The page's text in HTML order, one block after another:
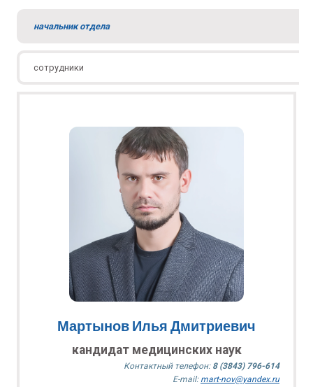
начальник отдела
сотрудники
Мартынов Илья Дмитриевич
кандидат медицинских наук
Контактный телефон: 8 (3843) 796-614
E-mail: mart-nov@yandex.ru